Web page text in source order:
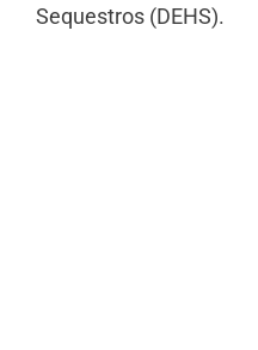
Sequestros (DEHS).